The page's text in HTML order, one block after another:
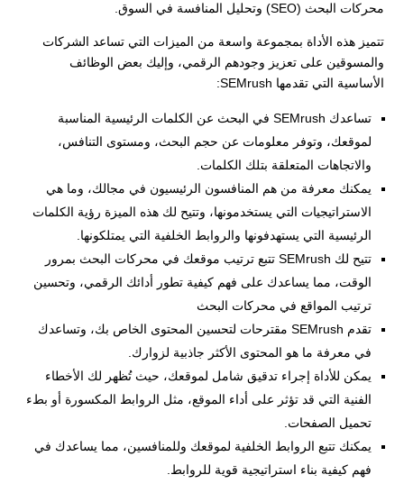
محركات البحث (SEO) وتحليل المنافسة في السوق.
تتميز هذه الأداة بمجموعة واسعة من الميزات التي تساعد الشركات
والمسوقين على تعزيز وجودهم الرقمي، وإليك بعض الوظائف
الأساسية التي تقدمها SEMrush:
تساعدك SEMrush في البحث عن الكلمات الرئيسية المناسبة
لموقعك، وتوفر معلومات عن حجم البحث، ومستوى التنافس،
والاتجاهات المتعلقة بتلك الكلمات.
يمكنك معرفة من هم المنافسون الرئيسيون في مجالك، وما هي
الاستراتيجيات التي يستخدمونها، وتتيح لك هذه الميزة رؤية الكلمات
الرئيسية التي يستهدفونها والروابط الخلفية التي يمتلكونها.
تتيح لك SEMrush تتبع ترتيب موقعك في محركات البحث بمرور
الوقت، مما يساعدك على فهم كيفية تطور أدائك الرقمي، وتحسين
ترتيب المواقع في محركات البحث
تقدم SEMrush مقترحات لتحسين المحتوى الخاص بك، وتساعدك
في معرفة ما هو المحتوى الأكثر جاذبية لزوارك.
يمكن للأداة إجراء تدقيق شامل لموقعك، حيث تُظهر لك الأخطاء
الفنية التي قد تؤثر على أداء الموقع، مثل الروابط المكسورة أو بطء
تحميل الصفحات.
يمكنك تتبع الروابط الخلفية لموقعك وللمنافسين، مما يساعدك في
فهم كيفية بناء استراتيجية قوية للروابط.